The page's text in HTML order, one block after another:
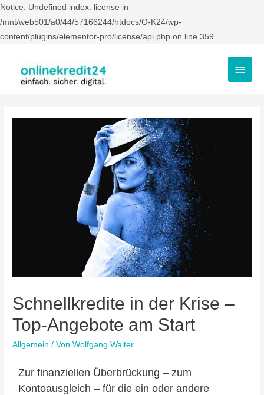
Notice: Undefined index: license in
/mnt/web501/a0/44/57166244/htdocs/O-K24/wp-
content/plugins/elementor-pro/license/api.php on line 359
Schnellkredite in der Krise –
Top-Angebote am Start
Allgemein / VonWolfgang Walter
Zur finanziellen Überbrückung – zum
Kontoausgleich – für die ein oder andere